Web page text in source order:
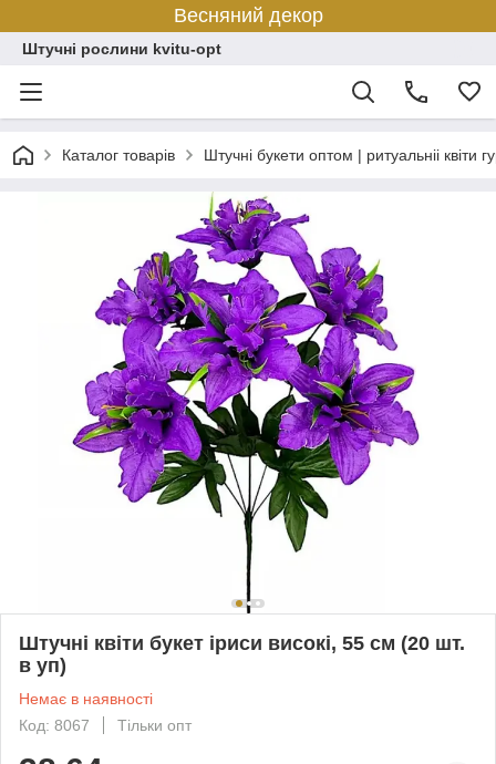
Весняний декор
Штучні рослини kvitu-opt
Каталог товарів Штучні букети оптом | ритуальніі квіти
Штучні квіти букет іриси високі, 55 см (20 шт.
в уп)
Немає в наявності
Код: 8067
Тільки опт